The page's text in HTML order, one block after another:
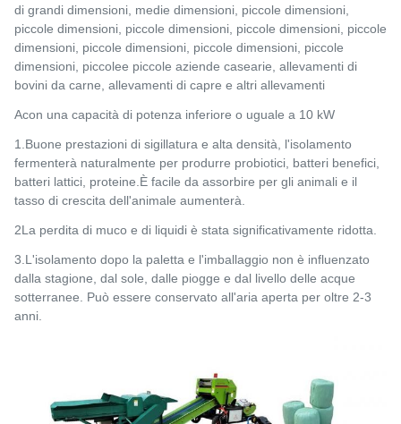
di grandi dimensioni, medie dimensioni, piccole dimensioni,
piccole dimensioni, piccole dimensioni, piccole dimensioni, piccole
dimensioni, piccole dimensioni, piccole dimensioni, piccole
dimensioni, piccolee piccole aziende casearie, allevamenti di
bovini da carne, allevamenti di capre e altri allevamenti
Acon una capacità di potenza inferiore o uguale a 10 kW
1.Buone prestazioni di sigillatura e alta densità, l'isolamento
fermenterà naturalmente per produrre probiotici, batteri benefici,
batteri lattici, proteine.È facile da assorbire per gli animali e il
tasso di crescita dell'animale aumenterà.
2La perdita di muco e di liquidi è stata significativamente ridotta.
3.L'isolamento dopo la paletta e l'imballaggio non è influenzato
dalla stagione, dal sole, dalle piogge e dal livello delle acque
sotterranee. Può essere conservato all'aria aperta per oltre 2-3
anni.